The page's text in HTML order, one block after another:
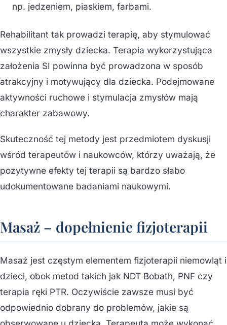
np. jedzeniem, piaskiem, farbami.
Rehabilitant tak prowadzi terapię, aby stymulować
wszystkie zmysły dziecka. Terapia wykorzystująca
założenia SI powinna być prowadzona w sposób
atrakcyjny i motywujący dla dziecka. Podejmowane
aktywności ruchowe i stymulacja zmysłów mają
charakter zabawowy.
Skuteczność tej metody jest przedmiotem dyskusji
wśród terapeutów i naukowców, którzy uważają, że
pozytywne efekty tej terapii są bardzo słabo
udokumentowane badaniami naukowymi.
Masaż – dopełnienie fizjoterapii
Masaż jest częstym elementem fizjoterapii niemowląt i
dzieci, obok metod takich jak NDT Bobath, PNF czy
terapia ręki PTR. Oczywiście zawsze musi być
odpowiednio dobrany do problemów, jakie są